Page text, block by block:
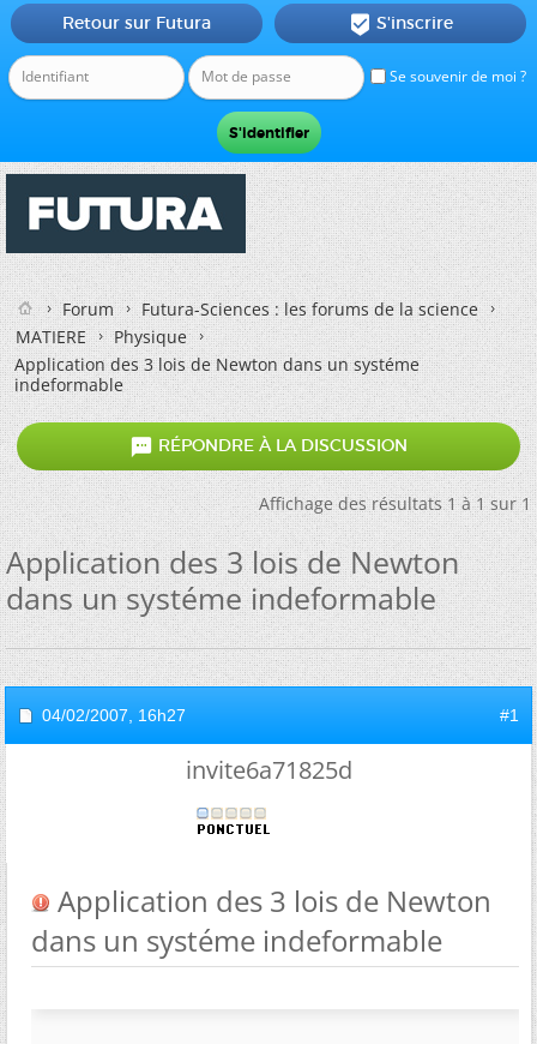
Se souvenir de moi ?
Retour sur Futura  S'inscrire
Forum
Futura-Sciences : les forums de la science
MATIERE
Physique
Application des 3 lois de Newton dans un systéme
indeformable
 RÉPONDRE À LA DISCUSSION
Affichage des résultats 1 à 1 sur 1
Application des 3 lois de Newton
dans un systéme indeformable
04/02/2007, 16h27 #1
invite6a71825d
Application des 3 lois de Newton
dans un systéme indeformable